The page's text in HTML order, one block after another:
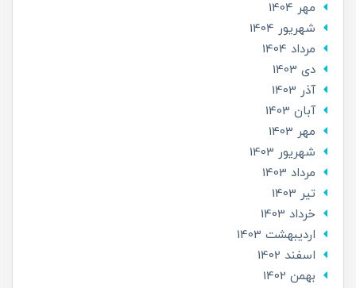
مهر 1404
شهریور 1404
مرداد 1404
دی 1403
آذر 1403
آبان 1403
مهر 1403
شهریور 1403
مرداد 1403
تير 1403
خرداد 1403
ارديبهشت 1403
اسفند 1402
بهمن 1402